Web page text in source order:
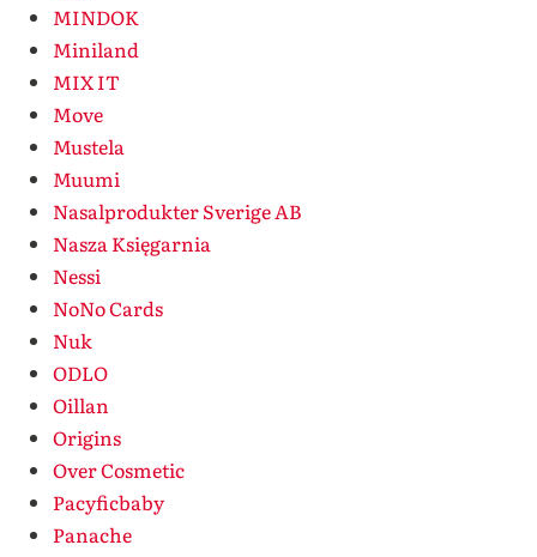
MINDOK
Miniland
MIX IT
Move
Mustela
Muumi
Nasalprodukter Sverige AB
Nasza Księgarnia
Nessi
NoNo Cards
Nuk
ODLO
Oillan
Origins
Over Cosmetic
Pacyficbaby
Panache